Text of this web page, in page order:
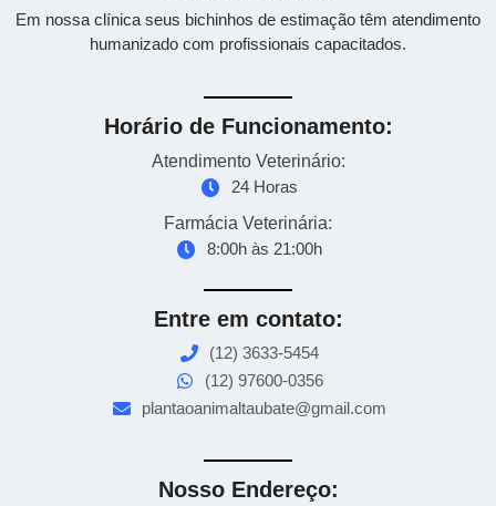
Em nossa clínica seus bichinhos de estimação têm atendimento
humanizado com profissionais capacitados.
Horário de Funcionamento:
Atendimento Veterinário:
24 Horas
Farmácia Veterinária:
8:00h às 21:00h
Entre em contato:
(12) 3633-5454
(12) 97600-0356
plantaoanimaltaubate@gmail.com
Nosso Endereço: